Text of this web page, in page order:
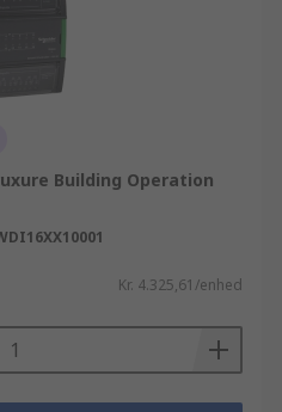
Building Operation
Kr. 4.325,61/enhed